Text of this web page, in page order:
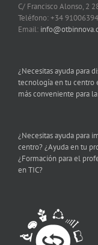
C/ Francisco Alonso, 2
Teléfono: +34
Email:
¿Necesitas ayuda para
tecnología en tu centro
más conveniente para
¿Necesitas ayuda para
centro? ¿Ayuda en tu
¿Formación para el
en TIC?